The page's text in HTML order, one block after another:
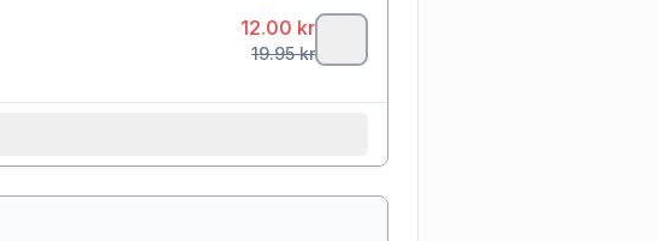
12.00 kr
19.95kr